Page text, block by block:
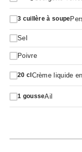
3 cuillère à soupe
Sel
Poivre
20 cl Crème liquide
1 gousseAil